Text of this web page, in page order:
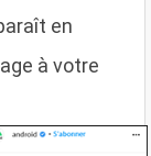
en
à votre